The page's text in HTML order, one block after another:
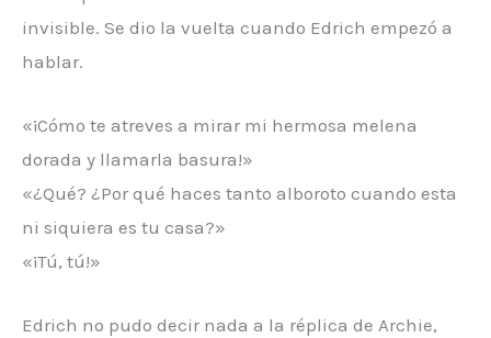
invisible. Se dio la vuelta cuando Edrich empezó a
hablar.
«¡Cómo te atreves a mirar mi hermosa melena
dorada y llamarla basura!»
«¿Qué? ¿Por qué haces tanto alboroto cuando esta
ni siquiera es tu casa?»
«¡Tú, tú!»
Edrich no pudo decir nada a la réplica de Archie,